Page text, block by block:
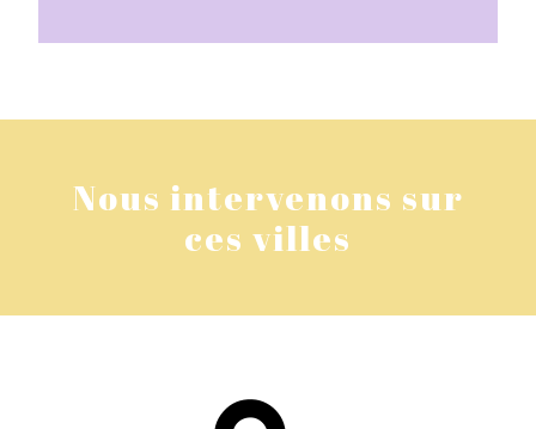
Nous intervenons sur
ces villes